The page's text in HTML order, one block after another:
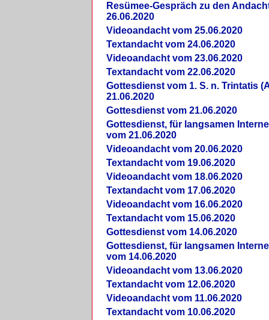
Re­sü­mee-Gespräch zu den
26.06.2020
Videoandacht vom 25.06.2020
Textandacht vom 24.06.2020
Videoandacht vom 23.06.2020
Textandacht vom 22.06.2020
Gottesdienst vom 1. S. n. Trintatis
21.06.2020
Gottesdienst vom 21.06.2020
Gottesdienst, für langsamen
vom 21.06.2020
Videoandacht vom 20.06.2020
Textandacht vom 19.06.2020
Videoandacht vom 18.06.2020
Textandacht vom 17.06.2020
Videoandacht vom 16.06.2020
Textandacht vom 15.06.2020
Gottesdienst vom 14.06.2020
Gottesdienst, für langsamen
vom 14.06.2020
Videoandacht vom 13.06.2020
Textandacht vom 12.06.2020
Videoandacht vom 11.06.2020
Textandacht vom 10.06.2020